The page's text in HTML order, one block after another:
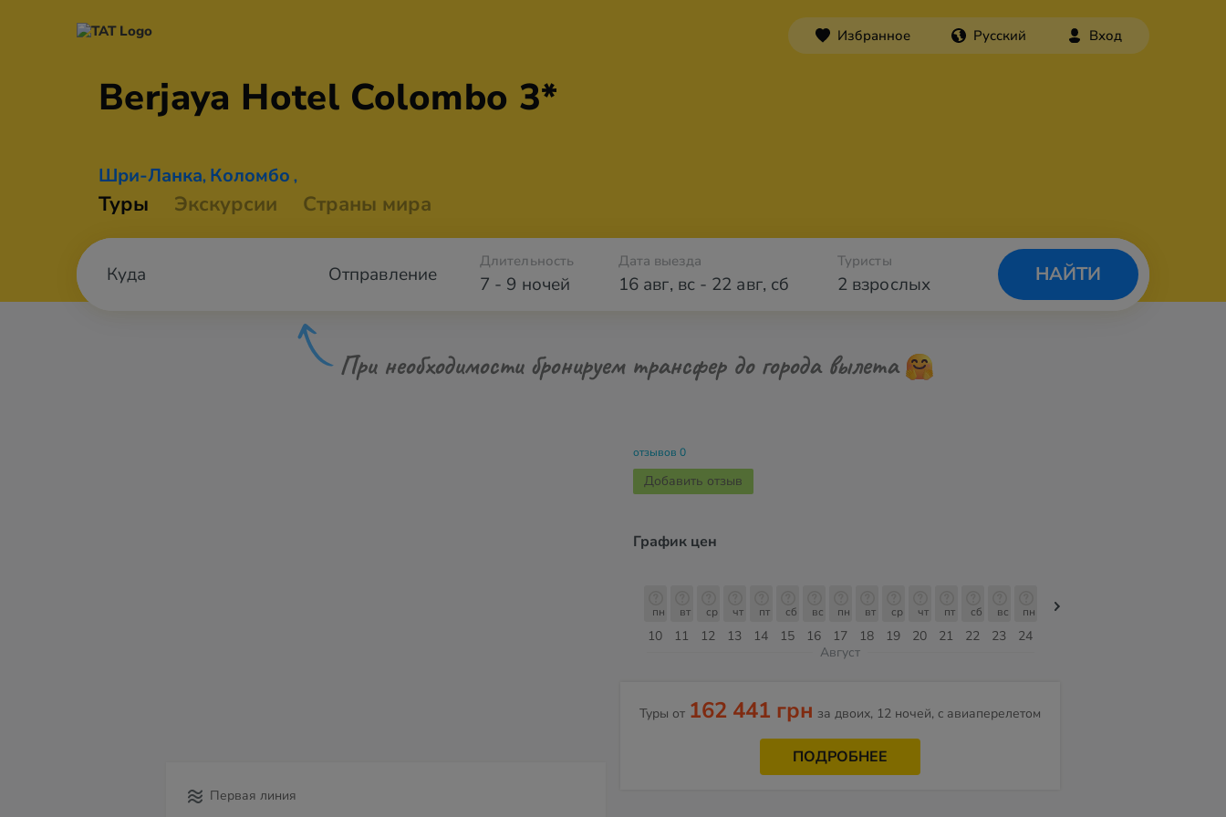
Избранное Русский Вход
Berjaya Hotel Colombo 3*
Шри-Ланка, Коломбо ,
Туры Экскурсии Страны мира
Отправление 7 - 9 ночей
Длительность Дата выезда
16 авг, вс- 22 авг, сб 2 взрослых
Туристы
НАЙТИ
При необходимости бронируем трансфер до города вылета
Первая линия
отзывов 0
Добавить отзыв
График цен
10
пн
11
вт
12
ср
13
чт
14
пт
15
сб
16
вс
17
пн
18
вт
19
ср
20
чт
21
пт
22
сб
23
вс
24
пн
Август
Туры от 162 441 грн за двоих, 12 ночей, c авиаперелетом
ПОДРОБНЕЕ